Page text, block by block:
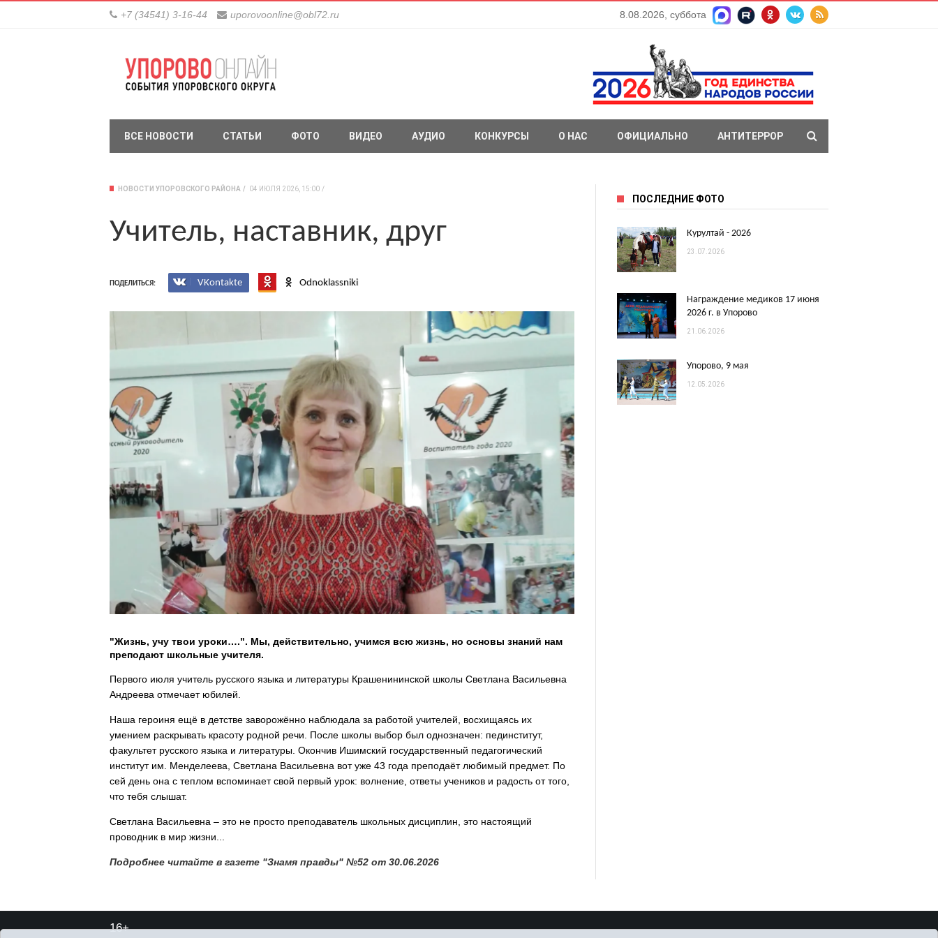
+7 (34541) 3-16-44 uporovoonline@obl72.ru 8.08.2026, суббота
ВСЕ НОВОСТИ СТАТЬИ ФОТО ВИДЕО АУДИО КОНКУРСЫ О НАС ОФИЦИАЛЬНО АНТИТЕРРОР
НОВОСТИ УПОРОВСКОГО РАЙОНА 04 ИЮЛЯ 2026, 15:00
Учитель, наставник, друг
ПОДЕЛИТЬСЯ: VKontakte Odnoklassniki
"Жизнь, учу твои уроки….". Мы, действительно, учимся всю жизнь, но основы знаний нам
преподают школьные учителя.
Первого июля учитель русского языка и литературы Крашенининской школы Светлана Васильевна
Андреева отмечает юбилей.
Наша героиня ещё в детстве заворожённо наблюдала за работой учителей, восхищаясь их
умением раскрывать красоту родной речи. После школы выбор был однозначен: пединститут,
факультет русского языка и литературы. Окончив Ишимский государственный педагогический
институт им. Менделеева, Светлана Васильевна вот уже 43 года преподаёт любимый предмет. По
сей день она с теплом вспоминает свой первый урок: волнение, ответы учеников и радость от того,
что тебя слышат.
Светлана Васильевна – это не просто преподаватель школьных дисциплин, это настоящий
проводник в мир жизни...
Подробнее читайте в газете "Знамя правды" №52 от 30.06.2026
ПОСЛЕДНИЕ ФОТО
Курултай - 2026
23.07.2026
Награждение медиков 17 июня
2026 г. в Упорово
21.06.2026
Упорово, 9 мая
12.05.2026
16+